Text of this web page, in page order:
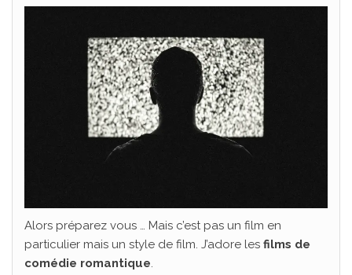
Alors préparez vous … Mais c’est pas un film en
particulier mais un style de film. J’adore les films de
comédie romantique.